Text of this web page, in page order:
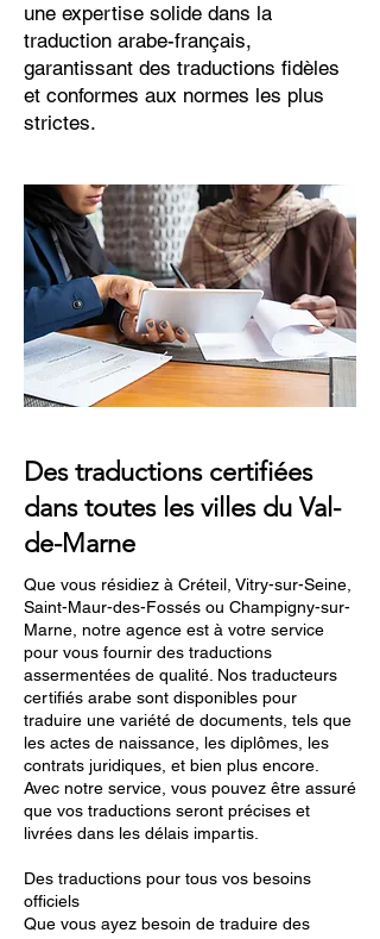
une expertise solide dans la
traduction arabe-français,
garantissant des traductions fidèles
et conformes aux normes les plus
strictes.
Des traductions certifiées
dans toutes les villes du Val-
de-Marne
Que vous résidiez à Créteil, Vitry-sur-Seine,
Saint-Maur-des-Fossés ou Champigny-sur-
Marne, notre agence est à votre service
pour vous fournir des traductions
assermentées de qualité. Nos traducteurs
certifiés arabe sont disponibles pour
traduire une variété de documents, tels que
les actes de naissance, les diplômes, les
contrats juridiques, et bien plus encore.
Avec notre service, vous pouvez être assuré
que vos traductions seront précises et
livrées dans les délais impartis.
Des traductions pour tous vos besoins
officiels
Que vous ayez besoin de traduire des